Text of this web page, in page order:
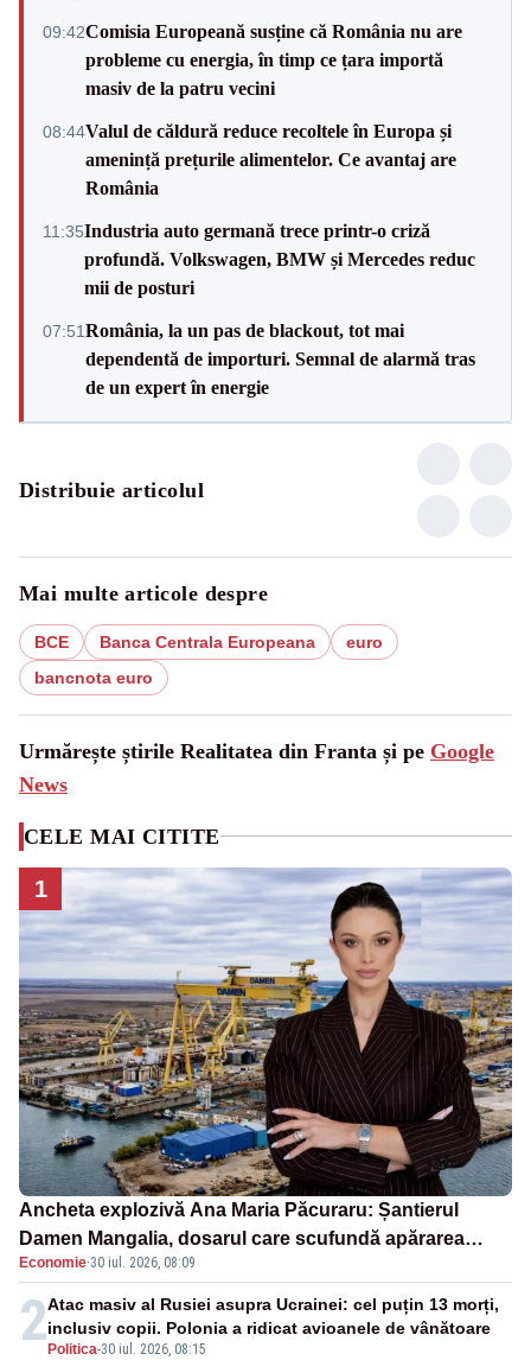
09:42Comisia Europeană susține că România nu are
probleme cu energia, în timp ce țara importă
masiv de la patru vecini
08:44Valul de căldură reduce recoltele în Europa și
amenință prețurile alimentelor. Ce avantaj are
România
11:35Industria auto germană trece printr-o criză
profundă. Volkswagen, BMW și Mercedes reduc
mii de posturi
07:51România, la un pas de blackout, tot mai
dependentă de importuri. Semnal de alarmă tras
de un expert în energie
Distribuie articolul
Mai multe articole despre
BCE Banca Centrala Europeana
euro
bancnota euro
Urmărește știrile Realitatea din Franta și pe Google
News
CELE MAI CITITE
1
Ancheta explozivă Ana Maria Păcuraru: Șantierul
Damen Mangalia, dosarul care scufundă apărarea
României
Economie·30 iul. 2026, 08:09
2 Politica-30 iul. 2026, 08:15
Atac masiv al Rusiei asupra Ucrainei: cel puțin 13 morți,
inclusiv copii. Polonia a ridicat avioanele de vânătoare